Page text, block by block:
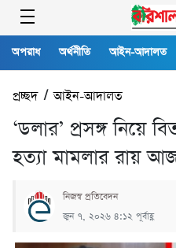
অপরাধ অর্থনীতি আইন-আদালত
প্রচ্ছদ/আইন-আদালত
‘ডলার’ প্রসঙ্গ নিয়ে
হত্যা মামলার রায়
নিজস্ব প্রতিবেদন
জুন ৭, ২০২৬ ৪:১২ পূর্বাহ্ণ